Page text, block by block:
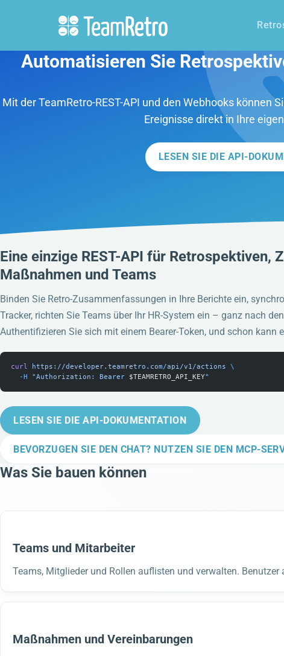
Automatisieren Sie
Mit der TeamRetro-REST-API und den Webhooks
Ereignisse direkt in Ihre
LESEN SIE DIE API-
Eine einzige REST-API für Retrospektiven,
Maßnahmen und Teams
Binden Sie Retro-Zusammenfassungen in Ihre Berichte ein,
Tracker, richten Sie Teams über Ihr HR-System ein – ganz nach
Authentifizieren Sie sich mit einem Bearer-Token, und schon kann
curl https://developer.teamretro.com/api/v1/actions
\
  -H
"Authorization: Bearer $TEAMRETRO_API_KEY"
LESEN SIE DIE API-DOKUMENTATION
BEVORZUGEN SIE DEN CHAT? NUTZEN SIE DEN MCP-
Was Sie bauen können
Teams und Mitarbeiter
Teams, Mitglieder und Rollen auflisten und verwalten.
Maßnahmen und Vereinbarungen